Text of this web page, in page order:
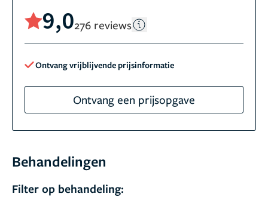
9,0276 reviews
Ontvang vrijblijvende prijsinformatie
Ontvang een prijsopgave
Behandelingen
Filter op behandeling: